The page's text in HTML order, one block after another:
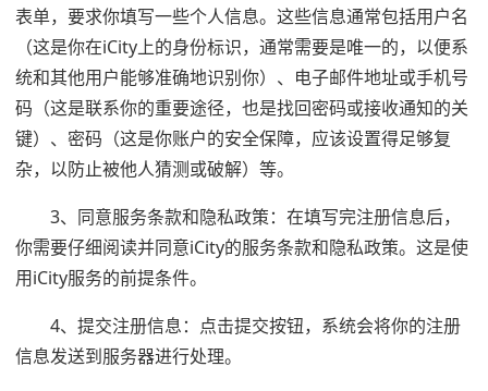
表单，要求你填写一些个人信息。这些信息通常包括用户名
（这是你在iCity上的身份标识，通常需要是唯一的，以便系
统和其他用户能够准确地识别你）、电子邮件地址或手机号
码（这是联系你的重要途径，也是找回密码或接收通知的关
键）、密码（这是你账户的安全保障，应该设置得足够复
杂，以防止被他人猜测或破解）等。
3、同意服务条款和隐私政策：在填写完注册信息后，
你需要仔细阅读并同意iCity的服务条款和隐私政策。这是使
用iCity服务的前提条件。
4、提交注册信息：点击提交按钮，系统会将你的注册
信息发送到服务器进行处理。